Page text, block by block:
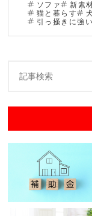
住まい
ム
ソファ 新素
猫と暮らす
引っ掻きに強